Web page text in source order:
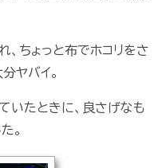
、ちょっと布でホコリをさ
ヤバイ。
いたときに、良さげなも
。